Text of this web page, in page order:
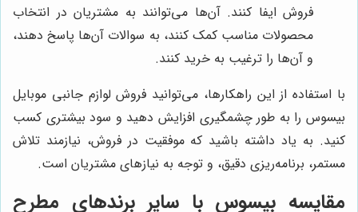
فروش ایفا کنند. آن‌ها می‌توانند به مشتریان در انتخاب
محصولات مناسب کمک کنند، به سوالات آن‌ها پاسخ دهند،
و آن‌ها را ترغیب به خرید کنند.
با استفاده از این راهکارها، می‌توانید فروش لوازم جانبی موبایل
بیسوس را به طور چشمگیری افزایش دهید و سود بیشتری کسب
کنید. به یاد داشته باشید که موفقیت در فروش، نیازمند تلاش
مستمر، برنامه‌ریزی دقیق، و توجه به نیازهای مشتریان است.
مقایسه بیسوس با سایر برندهای مطرح